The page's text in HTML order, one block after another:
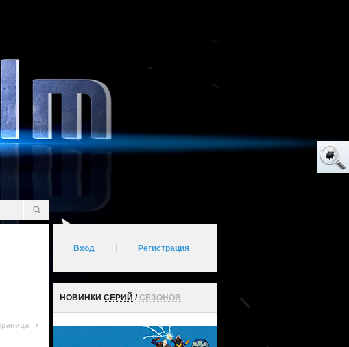
Вход Регистрация
НОВИНКИ СЕРИЙ /СЕЗОНОВ